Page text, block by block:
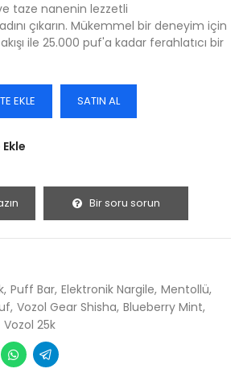
taze nanenin lezzetli
çıkarın. Mükemmel bir deneyim için
ile 25.000 puf'a kadar ferahlatıcı bir
EKLE SATIN AL
Bir soru sorun
Puff Bar Elektronik Nargile Mentollü
Vozol Gear Shisha Blueberry Mint
Vozol 25k